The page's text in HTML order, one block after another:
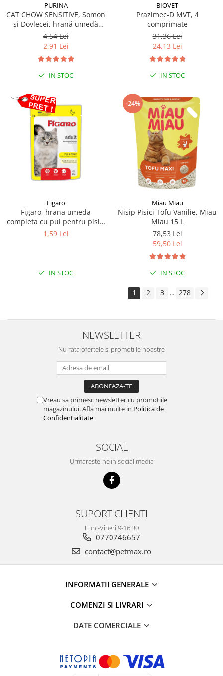
PURINA
CAT CHOW SENSITIVE, Somon
și Dovlecei, hrană umedă
pentru pisici 1x85 g
4,54 Lei
2,91 Lei
IN STOC
BIOVET
Prazimec-D MVT, 4
comprimate
31,36 Lei
24,13 Lei
IN STOC
Figaro
Figaro, hrana umeda
completa cu pui pentru pisici
adulte 85 g
1,59 Lei
IN STOC
-24%
Miau Miau
Nisip Pisici Tofu Vanilie, Miau
Miau 15 L
78,53 Lei
59,50 Lei
IN STOC
1 2 3 ... 278
NEWSLETTER
Nu rata ofertele si promotiile noastre
Vreau sa primesc newsletter cu promotiile
magazinului. Afla mai multe in Politica de
Confidentialitate
SOCIAL
Urmareste-ne in social media
SUPORT CLIENTI
Luni-Vineri 9-16:30
0770746657
contact@petmax.ro
INFORMATII GENERALE
COMENZI SI LIVRARI
DATE COMERCIALE